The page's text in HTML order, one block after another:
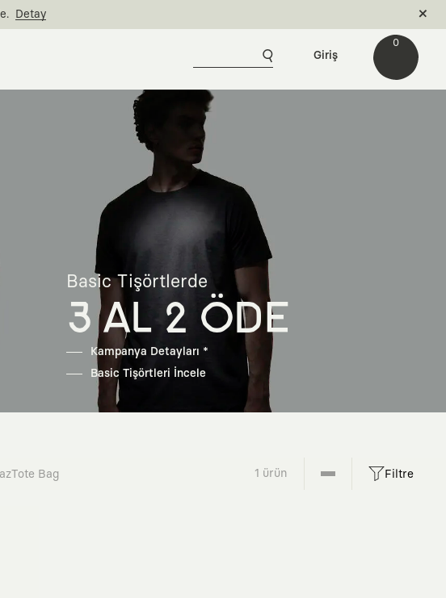
Detay
0
Giriş
Basic Tişörtlerde
3 AL 2 ÖDE
Kampanya Detayları *
Basic Tişörtleri İncele
Tote Bag 1 ürün Filtre